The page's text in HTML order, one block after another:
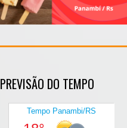
PREVISÃO DO TEMPO